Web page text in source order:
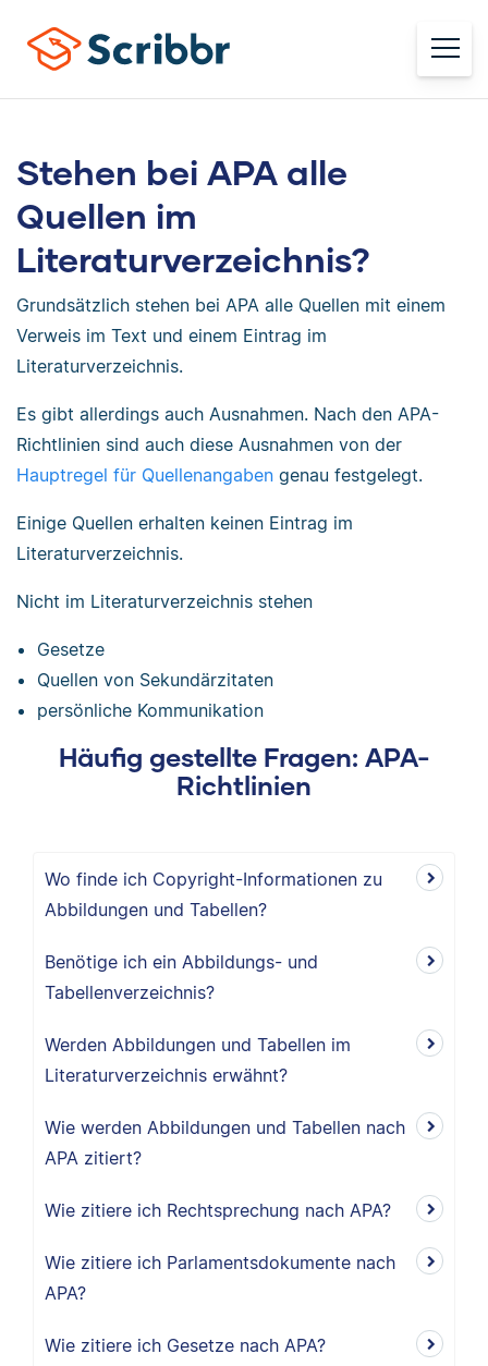
Stehen bei APA alle
Quellen im
Literaturverzeichnis?
Grundsätzlich stehen bei APA alle Quellen mit einem
Verweis im Text und einem Eintrag im
Literaturverzeichnis.
Es gibt allerdings auch Ausnahmen. Nach den APA-
Richtlinien sind auch diese Ausnahmen von der
Hauptregel für Quellenangaben genau festgelegt.
Einige Quellen erhalten keinen Eintrag im
Literaturverzeichnis.
Nicht im Literaturverzeichnis stehen
Gesetze
Quellen von Sekundärzitaten
persönliche Kommunikation
Häufig gestellte Fragen: APA-
Richtlinien
Wo finde ich Copyright-Informationen zu
Abbildungen und Tabellen?
Benötige ich ein Abbildungs- und
Tabellenverzeichnis?
Werden Abbildungen und Tabellen im
Literaturverzeichnis erwähnt?
Wie werden Abbildungen und Tabellen nach
APA zitiert?
Wie zitiere ich Rechtsprechung nach APA?
Wie zitiere ich Parlamentsdokumente nach
APA?
Wie zitiere ich Gesetze nach APA?